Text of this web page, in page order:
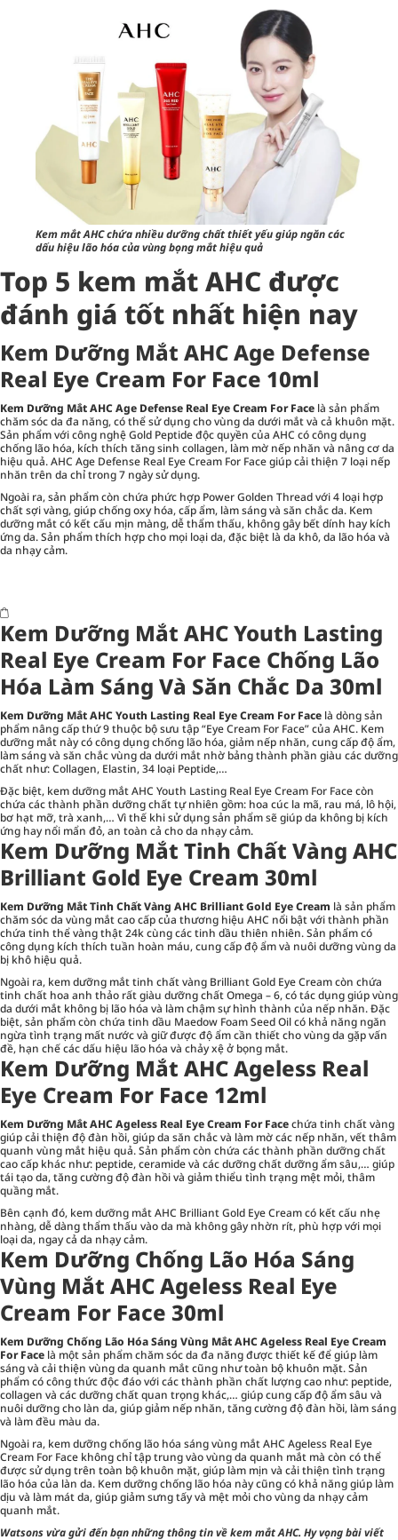
Kem mắt AHC chứa nhiều dưỡng chất thiết yếu giúp ngăn các
dấu hiệu lão hóa của vùng bọng mắt hiệu quả
Top 5 kem mắt AHC được
đánh giá tốt nhất hiện nay
Kem Dưỡng Mắt AHC Age Defense
Real Eye Cream For Face 10ml
Kem Dưỡng Mắt AHC Age Defense Real Eye Cream For Face là sản phẩm
chăm sóc da đa năng, có thể sử dụng cho vùng da dưới mắt và cả khuôn mặt.
Sản phẩm với công nghệ Gold Peptide độc quyền của AHC có công dụng
chống lão hóa, kích thích tăng sinh collagen, làm mờ nếp nhăn và nâng cơ da
hiệu quả. AHC Age Defense Real Eye Cream For Face giúp cải thiện 7 loại nếp
nhăn trên da chỉ trong 7 ngày sử dụng.
Ngoài ra, sản phẩm còn chứa phức hợp Power Golden Thread với 4 loại hợp
chất sợi vàng, giúp chống oxy hóa, cấp ẩm, làm sáng và săn chắc da. Kem
dưỡng mắt có kết cấu mịn màng, dễ thẩm thấu, không gây bết dính hay kích
ứng da. Sản phẩm thích hợp cho mọi loại da, đặc biệt là da khô, da lão hóa và
da nhạy cảm.
Kem Dưỡng Mắt AHC Youth Lasting
Real Eye Cream For Face Chống Lão
Hóa Làm Sáng Và Săn Chắc Da 30ml
Kem Dưỡng Mắt AHC Youth Lasting Real Eye Cream For Face là dòng sản
phẩm nâng cấp thứ 9 thuộc bộ sưu tập “Eye Cream For Face” của AHC. Kem
dưỡng mắt này có công dụng chống lão hóa, giảm nếp nhăn, cung cấp độ ẩm,
làm sáng và săn chắc vùng da dưới mắt nhờ bảng thành phần giàu các dưỡng
chất như: Collagen, Elastin, 34 loại Peptide,…
Đặc biệt, kem dưỡng mắt AHC Youth Lasting Real Eye Cream For Face còn
chứa các thành phần dưỡng chất tự nhiên gồm: hoa cúc la mã, rau má, lô hội,
bơ hạt mỡ, trà xanh,… Vì thế khi sử dụng sản phẩm sẽ giúp da không bị kích
ứng hay nổi mẩn đỏ, an toàn cả cho da nhạy cảm.
Kem Dưỡng Mắt Tinh Chất Vàng AHC
Brilliant Gold Eye Cream 30ml
Kem Dưỡng Mắt Tinh Chất Vàng AHC Brilliant Gold Eye Cream là sản phẩm
chăm sóc da vùng mắt cao cấp của thương hiệu AHC nổi bật với thành phần
chứa tinh thể vàng thật 24k cùng các tinh dầu thiên nhiên. Sản phẩm có
công dụng kích thích tuần hoàn máu, cung cấp độ ẩm và nuôi dưỡng vùng da
bị khô hiệu quả.
Ngoài ra, kem dưỡng mắt tinh chất vàng Brilliant Gold Eye Cream còn chứa
tinh chất hoa anh thảo rất giàu dưỡng chất Omega – 6, có tác dụng giúp vùng
da dưới mắt không bị lão hóa và làm chậm sự hình thành của nếp nhăn. Đặc
biệt, sản phẩm còn chứa tinh dầu Maedow Foam Seed Oil có khả năng ngăn
ngừa tình trạng mất nước và giữ được độ ẩm cần thiết cho vùng da gặp vấn
đề, hạn chế các dấu hiệu lão hóa và chảy xệ ở bọng mắt.
Kem Dưỡng Mắt AHC Ageless Real
Eye Cream For Face 12ml
Kem Dưỡng Mắt AHC Ageless Real Eye Cream For Facechứa tinh chất vàng
giúp cải thiện độ đàn hồi, giúp da săn chắc và làm mờ các nếp nhăn, vết thâm
quanh vùng mắt hiệu quả. Sản phẩm còn chứa các thành phần dưỡng chất
cao cấp khác như: peptide, ceramide và các dưỡng chất dưỡng ẩm sâu,… giúp
tái tạo da, tăng cường độ đàn hồi và giảm thiểu tình trạng mệt mỏi, thâm
quầng mắt.
Bên cạnh đó, kem dưỡng mắt AHC Brilliant Gold Eye Cream có kết cấu nhẹ
nhàng, dễ dàng thẩm thấu vào da mà không gây nhờn rít, phù hợp với mọi
loại da, ngay cả da nhạy cảm.
Kem Dưỡng Chống Lão Hóa Sáng
Vùng Mắt AHC Ageless Real Eye
Cream For Face 30ml
Kem Dưỡng Chống Lão Hóa Sáng Vùng Mắt AHC Ageless Real Eye Cream
For Face là một sản phẩm chăm sóc da đa năng được thiết kế để giúp làm
sáng và cải thiện vùng da quanh mắt cũng như toàn bộ khuôn mặt. Sản
phẩm có công thức độc đáo với các thành phần chất lượng cao như: peptide,
collagen và các dưỡng chất quan trọng khác,… giúp cung cấp độ ẩm sâu và
nuôi dưỡng cho làn da, giúp giảm nếp nhăn, tăng cường độ đàn hồi, làm sáng
và làm đều màu da.
Ngoài ra, kem dưỡng chống lão hóa sáng vùng mắt AHC Ageless Real Eye
Cream For Face không chỉ tập trung vào vùng da quanh mắt mà còn có thể
được sử dụng trên toàn bộ khuôn mặt, giúp làm mịn và cải thiện tình trạng
lão hóa của làn da. Kem dưỡng chống lão hóa này cũng có khả năng giúp làm
dịu và làm mát da, giúp giảm sưng tấy và mệt mỏi cho vùng da nhạy cảm
quanh mắt.
Watsonsvừa gửi đến bạn những thông tin vềkem mắt AHC. Hy vọng bài viết